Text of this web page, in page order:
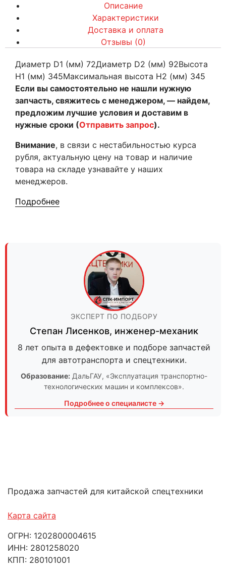
Описание
Характеристики
Доставка и оплата
Отзывы (0)
Диаметр D1 (мм) 72Диаметр D2 (мм) 92Высота
Н1 (мм) 345Максимальная высота Н2 (мм) 345
Если вы самостоятельно не нашли нужную
запчасть, свяжитесь с менеджером, — найдем,
предложим лучшие условия и доставим в
нужные сроки (Отправить запрос).
Внимание, в связи с нестабильностью курса
рубля, актуальную цену на товар и наличие
товара на складе узнавайте у наших
менеджеров.
Подробнее
ЭКСПЕРТ ПО ПОДБОРУ
Степан Лисенков, инженер-механик
8 лет опыта в дефектовке и подборе запчастей
для автотранспорта и спецтехники.
Образование: ДальГАУ, «Эксплуатация транспортно-
технологических машин и комплексов».
Подробнее о специалисте →
Продажа запчастей для китайской спецтехники
Карта сайта
ОГРН: 1202800004615
ИНН: 2801258020
КПП: 280101001